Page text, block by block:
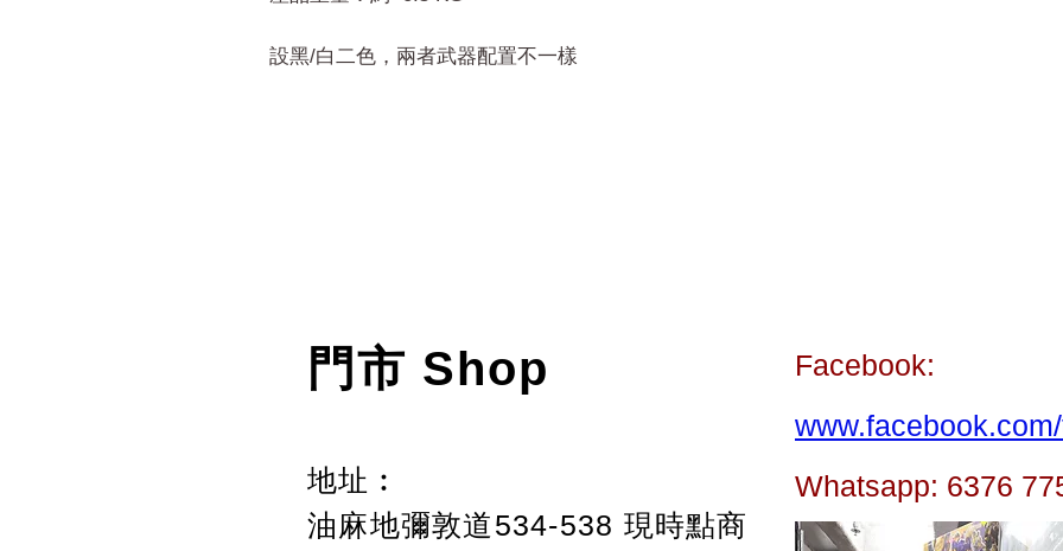
設黑/白二色，兩者武器配置不一樣
門市 Shop
地址︰
油麻地彌敦道534-538 現時點商
Facebook:
Whatsapp: 6376